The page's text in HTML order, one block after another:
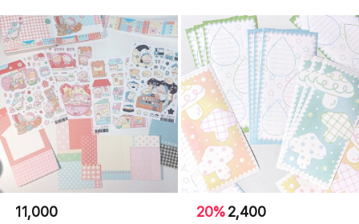
11,000 20%2,400